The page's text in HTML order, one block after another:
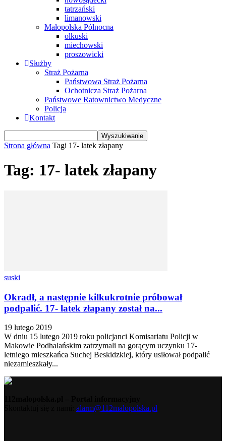
tatrzański
limanowski
Małopolska Północna
olkuski
miechowski
proszowicki
Służby
Straż Pożarna
Państwowa Straż Pożarna
Ochotnicza Straż Pożarna
Państwowe Ratownictwo Medyczne
Policja
Kontakt
Strona główna Tagi 17- latek złapany
Tag: 17- latek złapany
suski
Okradł, a następnie kilkukrotnie próbował
podpalić. 17- latek złapany został na...
19 lutego 2019
W dniu 15 lutego 2019 roku policjanci Komisariatu Policji w
Makowie Podhalańskim zatrzymali na gorącym uczynku 17-
letniego mieszkańca Suchej Beskidzkiej, który usiłował podpalić
niezamieszkały...
alarm@112malopolska.pl